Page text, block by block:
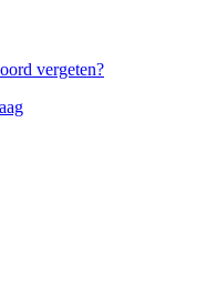
vergeten?